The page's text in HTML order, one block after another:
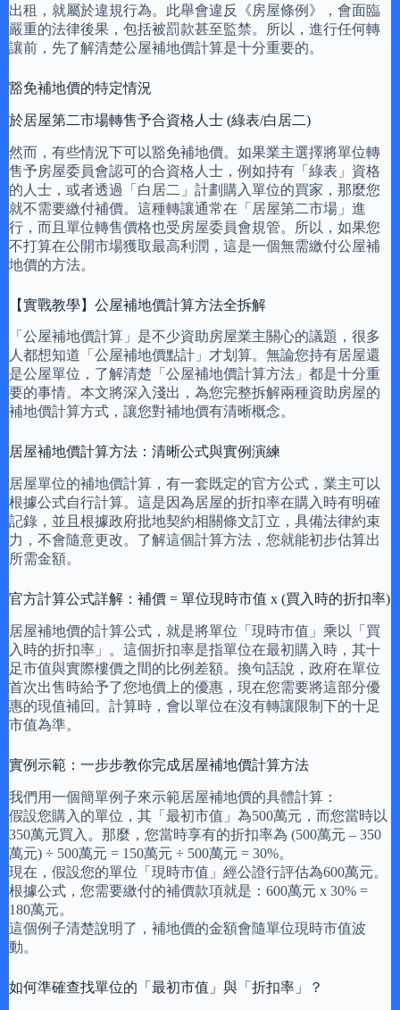
出租，就屬於違規行為。此舉會違反《房屋條例》，會面臨
嚴重的法律後果，包括被罰款甚至監禁。所以，進行任何轉
讓前，先了解清楚公屋補地價計算是十分重要的。
豁免補地價的特定情況
於居屋第二市場轉售予合資格人士 (綠表/白居二)
然而，有些情況下可以豁免補地價。如果業主選擇將單位轉
售予房屋委員會認可的合資格人士，例如持有「綠表」資格
的人士，或者透過「白居二」計劃購入單位的買家，那麼您
就不需要繳付補價。這種轉讓通常在「居屋第二市場」進
行，而且單位轉售價格也受房屋委員會規管。所以，如果您
不打算在公開市場獲取最高利潤，這是一個無需繳付公屋補
地價的方法。
【實戰教學】公屋補地價計算方法全拆解
「公屋補地價計算」是不少資助房屋業主關心的議題，很多
人都想知道「公屋補地價點計」才划算。無論您持有居屋還
是公屋單位，了解清楚「公屋補地價計算方法」都是十分重
要的事情。本文將深入淺出，為您完整拆解兩種資助房屋的
補地價計算方式，讓您對補地價有清晰概念。
居屋補地價計算方法：清晰公式與實例演練
居屋單位的補地價計算，有一套既定的官方公式，業主可以
根據公式自行計算。這是因為居屋的折扣率在購入時有明確
記錄，並且根據政府批地契約相關條文訂立，具備法律約束
力，不會隨意更改。了解這個計算方法，您就能初步估算出
所需金額。
官方計算公式詳解：補價 = 單位現時市值 x (買入時的折扣率)
居屋補地價的計算公式，就是將單位「現時市值」乘以「買
入時的折扣率」。這個折扣率是指單位在最初購入時，其十
足市值與實際樓價之間的比例差額。換句話說，政府在單位
首次出售時給予了您地價上的優惠，現在您需要將這部分優
惠的現值補回。計算時，會以單位在沒有轉讓限制下的十足
市值為準。
實例示範：一步步教你完成居屋補地價計算方法
我們用一個簡單例子來示範居屋補地價的具體計算：
假設您購入的單位，其「最初市值」為500萬元，而您當時以
350萬元買入。那麼，您當時享有的折扣率為 (500萬元 – 350
萬元) ÷ 500萬元 = 150萬元 ÷ 500萬元 = 30%。
現在，假設您的單位「現時市值」經公證行評估為600萬元。
根據公式，您需要繳付的補價款項就是：600萬元 x 30% =
180萬元。
這個例子清楚說明了，補地價的金額會隨單位現時市值波
動。
如何準確查找單位的「最初市值」與「折扣率」？